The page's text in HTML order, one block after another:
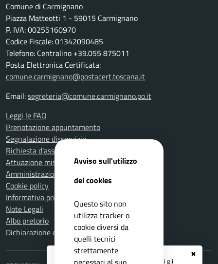
✖
Registrati ai serviziAPP IO e ricevi tutti gli
Comune di Carmignano
Piazza Matteotti 1 - 59015 Carmignano
P. IVA: 00255160970
Codice Fiscale: 01342090485
Telefono: Centralino +39.055 875011
Posta Elettronica Certificata:
comune.carmignano@postacert.toscana.it
Email:segreteria@comune.carmignano.po.it
Leggi le FAQ
Prenotazione appuntamento
Segnalazione disservizio
Richiesta d'assistenza
Attuazione misure PNRR
Amministrazione trasparente
Cookie policy
Informativa privacy
Note Legali
Albo pretorio
Dichiarazione di accessibilità
Avviso sull'utilizzo
dei cookies
Questo sito non
utilizza tracker o
cookie diversi da
quelli tecnici
strettamente